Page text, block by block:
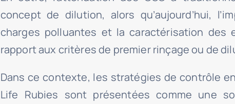
concept de dilution, alors qu’aujourd’hui,
charges polluantes et la caractérisation des
rapport aux critères de premier rinçage ou de
Dans ce contexte, les stratégies de contrôle
Life Rubies sont présentées comme une